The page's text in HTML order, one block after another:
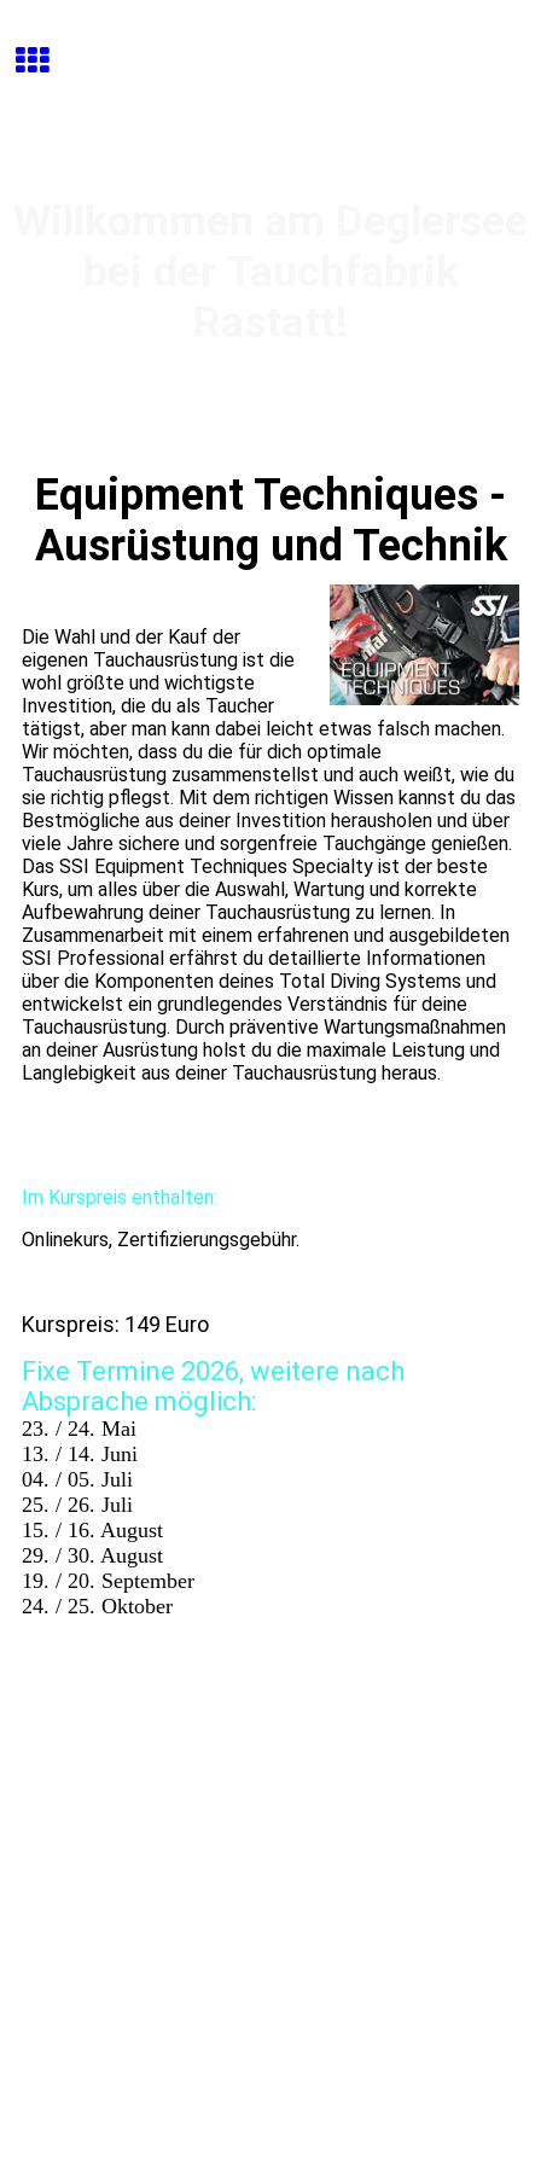
Equipment Techniques -
Ausrüstung und Technik
Die Wahl und der Kauf der
eigenen Tauchausrüstung ist die
wohl größte und wichtigste
Investition, die du als Taucher
tätigst, aber man kann dabei leicht etwas falsch machen.
Wir möchten, dass du die für dich optimale
Tauchausrüstung zusammenstellst und auch weißt, wie du
sie richtig pflegst. Mit dem richtigen Wissen kannst du das
Bestmögliche aus deiner Investition herausholen und über
viele Jahre sichere und sorgenfreie Tauchgänge genießen.
Das SSI Equipment Techniques Specialty ist der beste
Kurs, um alles über die Auswahl, Wartung und korrekte
Aufbewahrung deiner Tauchausrüstung zu lernen. In
Zusammenarbeit mit einem erfahrenen und ausgebildeten
SSI Professional erfährst du detaillierte Informationen
über die Komponenten deines Total Diving Systems und
entwickelst ein grundlegendes Verständnis für deine
Tauchausrüstung. Durch präventive Wartungsmaßnahmen
an deiner Ausrüstung holst du die maximale Leistung und
Langlebigkeit aus deiner Tauchausrüstung heraus.
Im Kurspreis enthalten:
Onlinekurs, Zertifizierungsgebühr.
Kurspreis: 149 Euro
Fixe Termine 2026, weitere nach
Absprache möglich:
23. / 24. Mai
13. / 14. Juni
04. / 05. Juli
25. / 26. Juli
15. / 16. August
29. / 30. August
19. / 20. September
24. / 25. Oktober